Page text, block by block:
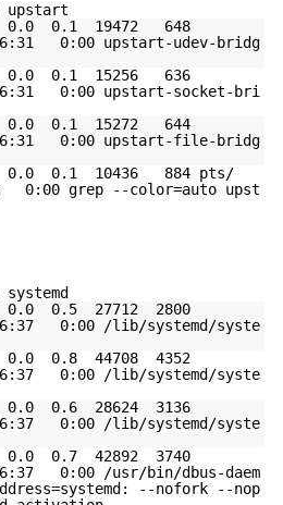
upstart
0.1 19472 648
upstart-udev-bridg
0.1 15256 636
upstart-socket-bri
0.1 15272 644
upstart-file-bridg
0.0 0.1 10436 884 pts/
grep --color=auto upst
0.5 27712 2800
/lib/systemd/syste
0.8 44708 4352
/lib/systemd/syste
0.6 28624 3136
/lib/systemd/syste
0.0 0.7 42892 3740
/usr/bin/dbus-daem
--nofork --nop